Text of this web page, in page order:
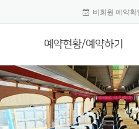
비회원 예약확
예약현황/예약하기